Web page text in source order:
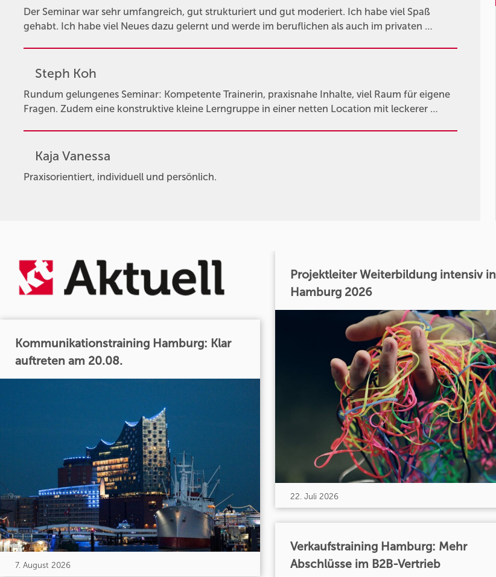
Der Seminar war sehr umfangreich, gut strukturiert und gut moderiert. Ich habe viel Spaß
gehabt. Ich habe viel Neues dazu gelernt und werde im beruflichen als auch im privaten …
Steph Koh
Rundum gelungenes Seminar: Kompetente Trainerin, praxisnahe Inhalte, viel Raum für eigene
Fragen. Zudem eine konstruktive kleine Lerngruppe in einer netten Location mit leckerer …
Kaja Vanessa
Praxisorientiert, individuell und persönlich.
Kommunikationstraining Hamburg: Klar
auftreten am 20.08.
7. August 2026
Projektleiter Weiterbildung intensiv in
Hamburg 2026
22. Juli 2026
Verkaufstraining Hamburg: Mehr
Abschlüsse im B2B-Vertrieb